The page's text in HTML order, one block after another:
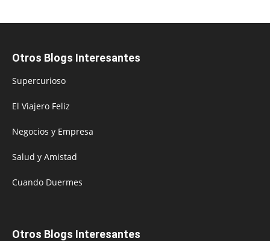
Otros Blogs Interesantes
Supercurioso
El Viajero Feliz
Negocios y Empresa
Salud y Amistad
Cuando Duermes
Otros Blogs Interesantes